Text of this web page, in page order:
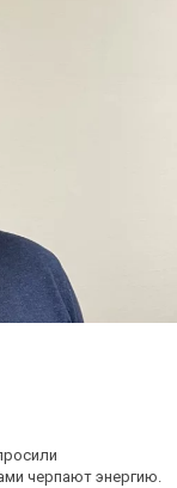
черпают энергию.